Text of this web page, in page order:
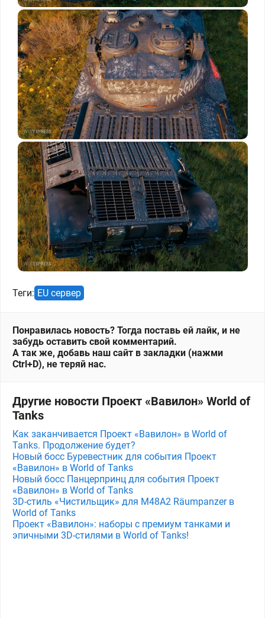
Теги: EU сервер
Понравилась новость? Тогда поставь ей лайк, и не
забудь оставить свой комментарий.
А так же, добавь наш сайт в закладки (нажми
Ctrl+D), не теряй нас.
Другие новости Проект «Вавилон» World of
Tanks
Как заканчивается Проект «Вавилон» в World of
Tanks. Продолжение будет?
Новый босс Буревестник для события Проект
«Вавилон» в World of Tanks
Новый босс Панцерпринц для события Проект
«Вавилон» в World of Tanks
3D-стиль «Чистильщик» для M48A2 Räumpanzer в
World of Tanks
Проект «Вавилон»: наборы с премиум танками и
эпичными 3D-стилями в World of Tanks!